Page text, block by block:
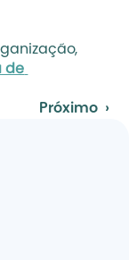
de
Próximo  ›